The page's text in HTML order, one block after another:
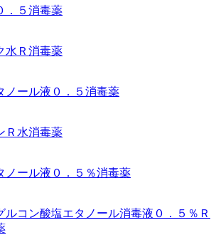
．５ 消毒薬
水Ｒ 消毒薬
ノール液０．５ 消毒薬
Ｒ水消毒薬
ノール液０．５％消毒薬
ルコン酸塩エタノール消毒液０．５％Ｒ